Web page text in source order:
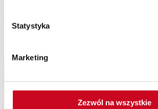
Statystyka
Marketing
Zezwól na wszystkie
Patroni Medialni Teatru